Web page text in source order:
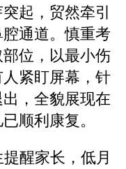
起，贸然牵引
通道。慎重考
位，以最小伤
紧盯屏幕，针
，全貌展现在
顺利康复。
醒家长，低月